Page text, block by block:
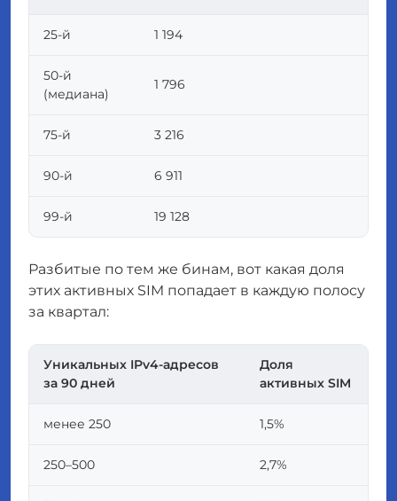
25-й 1 194
50-й
(медиана)
1 796
75-й 3 216
90-й 6 911
99-й 19 128
Разбитые по тем же бинам, вот какая доля
этих активных SIM попадает в каждую полосу
за квартал:
Уникальных IPv4-адресов
за 90 дней
Доля
активных SIM
менее 250 1,5%
250–500 2,7%